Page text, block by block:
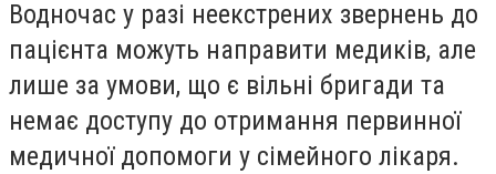
Водночас у разі неекстрених звернень до
пацієнта можуть направити медиків, але
лише за умови, що є вільні бригади та
немає доступу до отримання первинної
медичної допомоги у сімейного лікаря.